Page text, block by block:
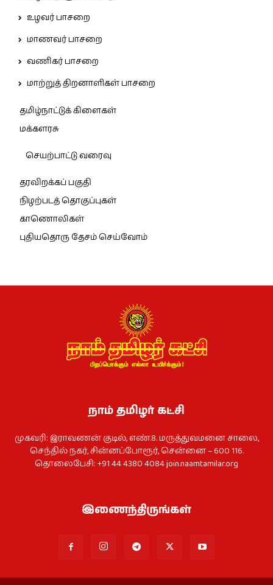
உழவர் பாசறை
மாணவர் பாசறை
வணிகர் பாசறை
மாற்றுத் திறனாளிகள் பாசறை
தமிழ்நாட்டுக் கிளைகள்
மக்களரசு
செயற்பாட்டு வரைவு
தரவிறக்கப் பகுதி
நிழற்படத் தொகுப்புகள்
காணொலிகள்
புதியதொரு தேசம் செய்வோம்
நாம் தமிழர் கட்சி
முகவரி: இராவணன் குடில், எண்.8. மருத்துவமனை சாலை,
செந்தில் நகர், சின்னப்போரூர், சென்னை – 600 116.
தொலைபேசி: +91 44 4380 4084join.naamtamilar.org
இணைந்திருங்கள்